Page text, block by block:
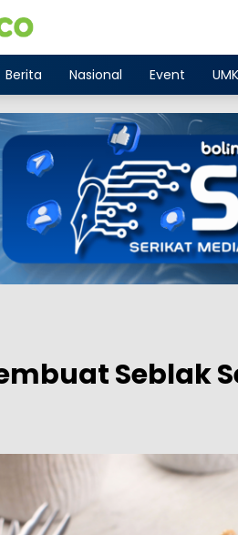
Berita Nasional Event
Seblak